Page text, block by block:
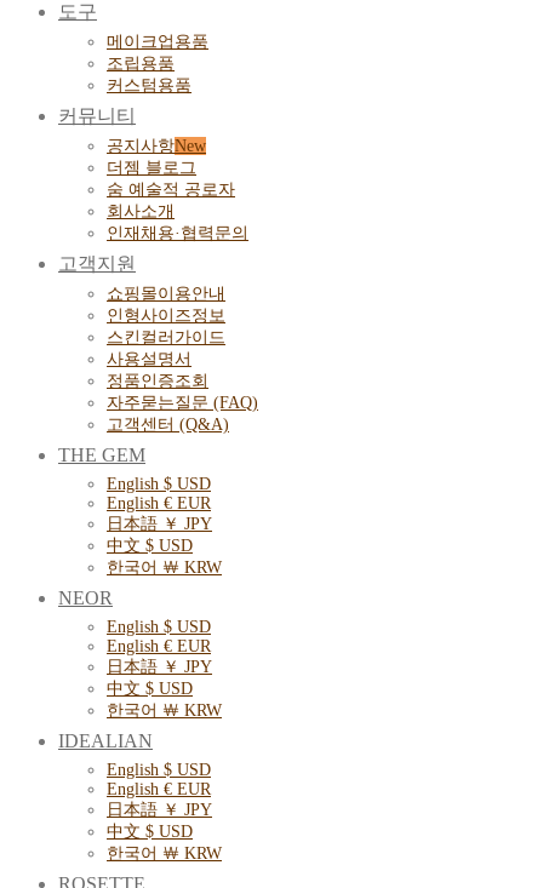
도구
메이크업용품
조립용품
커스텀용품
커뮤니티
공지사항
더젬 블로그
숨 예술적 공로자
회사소개
인재채용·협력문의
고객지원
쇼핑몰이용안내
인형사이즈정보
스킨컬러가이드
사용설명서
정품인증조회
자주묻는질문 (FAQ)
고객센터 (Q&A)
THE GEM
English $ USD
English € EUR
日本語 ￥ JPY
中文 $ USD
한국어 ￦ KRW
NEOR
English $ USD
English € EUR
日本語 ￥ JPY
中文 $ USD
한국어 ￦ KRW
IDEALIAN
English $ USD
English € EUR
日本語 ￥ JPY
中文 $ USD
한국어 ￦ KRW